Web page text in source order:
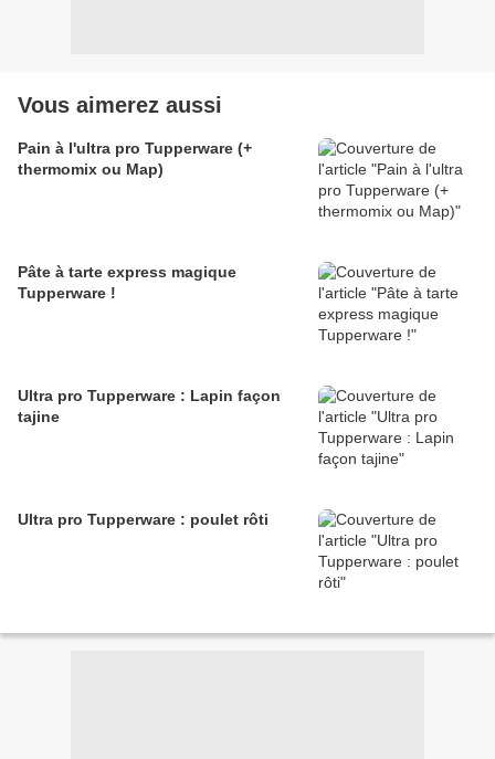
Vous aimerez aussi
Pain à l'ultra pro Tupperware (+
thermomix ou Map)
Pâte à tarte express magique
Tupperware !
Ultra pro Tupperware : Lapin façon
tajine
Ultra pro Tupperware : poulet rôti